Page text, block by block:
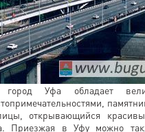
город Уфа обладает
открывающийся
Приезжая в Уфу можно